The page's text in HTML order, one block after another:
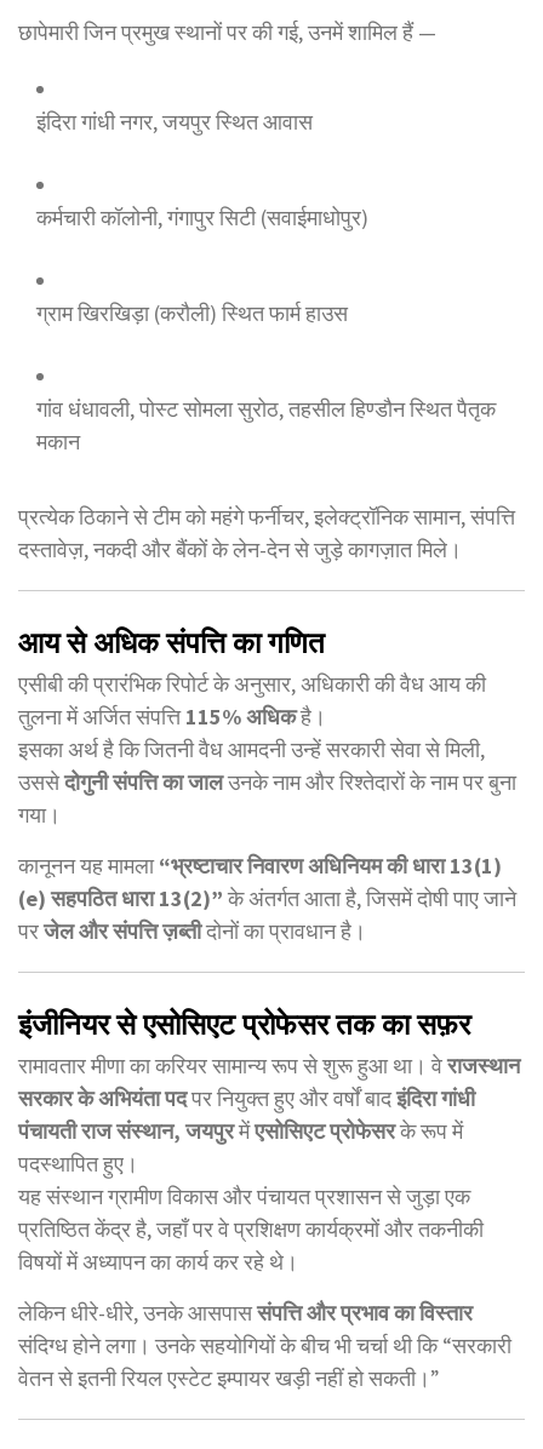
छापेमारी जिन प्रमुख स्थानों पर की गई, उनमें शामिल हैं —
इंदिरा गांधी नगर, जयपुर स्थित आवास
कर्मचारी कॉलोनी, गंगापुर सिटी (सवाईमाधोपुर)
ग्राम खिरखिड़ा (करौली) स्थित फार्म हाउस
गांव धंधावली, पोस्ट सोमला सुरोठ, तहसील हिण्डौन स्थित पैतृक
मकान
प्रत्येक ठिकाने से टीम को महंगे फर्नीचर, इलेक्ट्रॉनिक सामान, संपत्ति
दस्तावेज़, नकदी और बैंकों के लेन-देन से जुड़े कागज़ात मिले।
आय से अधिक संपत्ति का गणित
एसीबी की प्रारंभिक रिपोर्ट के अनुसार, अधिकारी की वैध आय की
तुलना में अर्जित संपत्ति115% अधिकहै।
इसका अर्थ है कि जितनी वैध आमदनी उन्हें सरकारी सेवा से मिली,
उससेदोगुनी संपत्ति का जालउनके नाम और रिश्तेदारों के नाम पर बुना
गया।
कानूनन यह मामला“भ्रष्टाचार निवारण अधिनियम की धारा 13(1)
(e) सहपठित धारा 13(2)”के अंतर्गत आता है, जिसमें दोषी पाए जाने
परजेल और संपत्ति ज़ब्तीदोनों का प्रावधान है।
इंजीनियर से एसोसिएट प्रोफेसर तक का सफ़र
रामावतार मीणा का करियर सामान्य रूप से शुरू हुआ था। वेराजस्थान
सरकार के अभियंता पदपर नियुक्त हुए और वर्षों बादइंदिरा गांधी
पंचायती राज संस्थान, जयपुरमेंएसोसिएट प्रोफेसरके रूप में
पदस्थापित हुए।
यह संस्थान ग्रामीण विकास और पंचायत प्रशासन से जुड़ा एक
प्रतिष्ठित केंद्र है, जहाँ पर वे प्रशिक्षण कार्यक्रमों और तकनीकी
विषयों में अध्यापन का कार्य कर रहे थे।
लेकिन धीरे-धीरे, उनके आसपाससंपत्ति और प्रभाव का विस्तार
संदिग्ध होने लगा। उनके सहयोगियों के बीच भी चर्चा थी कि “सरकारी
वेतन से इतनी रियल एस्टेट इम्पायर खड़ी नहीं हो सकती।”